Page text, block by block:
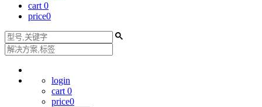
cart 0
price0
login
cart 0
price0